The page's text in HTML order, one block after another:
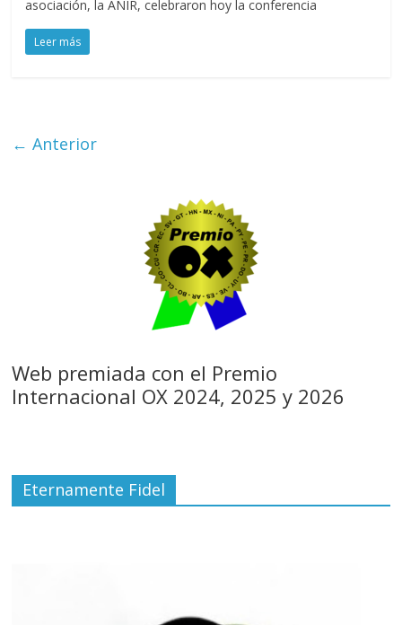
asociación, la ANIR, celebraron hoy la conferencia
Leer más
← Anterior
Web premiada con el Premio
Internacional OX 2024, 2025 y 2026
Eternamente Fidel